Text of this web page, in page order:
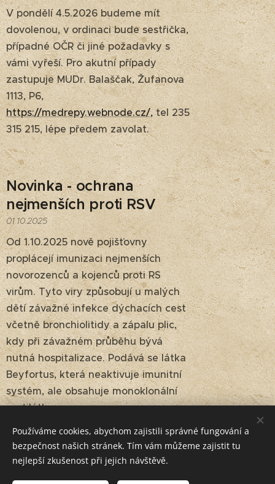
V pondělí 4.5.2026 budeme mít
dovolenou, v ordinaci bude sestřička,
případné OČR či jiné požadavky s
vámi vyřeší. Pro akutní případy
zastupuje MUDr. Balaščak, Žufanova
1113, P6,
https://medrepy.webnode.cz/,tel 235
315 215, lépe předem zavolat.
Novinka - ochrana
nejmenších proti RSV
01.10.2025
Od 1.10.2025 nově pojišťovny
proplácejí imunizaci nejmenších
novorozenců a kojenců proti RS
virům. Tyto viry způsobují u malých
dětí závažné infekce dýchacích cest
včetně bronchiolitidy a zápalu plic,
kdy při závažném průběhu bývá
nutná hospitalizace. Podává se látka
Beyfortus, která neaktivuje imunitní
systém, ale obsahuje monoklonální
protilátky...
Očkování proti chřipce
23.09.2025
Používáme cookies, abychom zajistili správné fungování a
bezpečnost našich stránek. Tím vám můžeme zajistit tu
nejlepší zkušenost při jejich návštěvě.